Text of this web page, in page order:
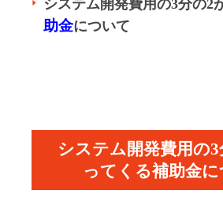
システム開発費用の3分の2
助金について
システム開発費用の
ってくる補助金